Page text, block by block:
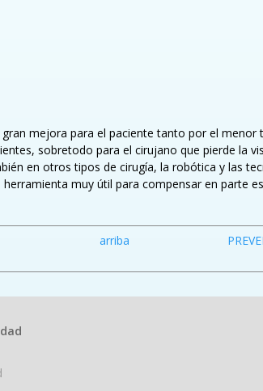
mejora para el paciente tanto por el
sobretodo para el cirujano que pierde la
en otros tipos de cirugía, la robótica y las
muy útil para compensar en parte
arriba